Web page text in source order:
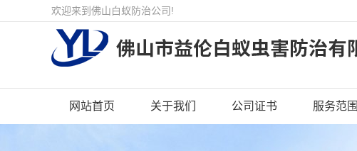
欢迎来到佛山白蚁防治公司!
网站首页 关于我们 公司证书 服务范围